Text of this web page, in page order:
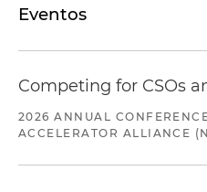
Eventos
Competing for CSOs
2026 ANNUAL
ACCELERATOR ALLIANCE